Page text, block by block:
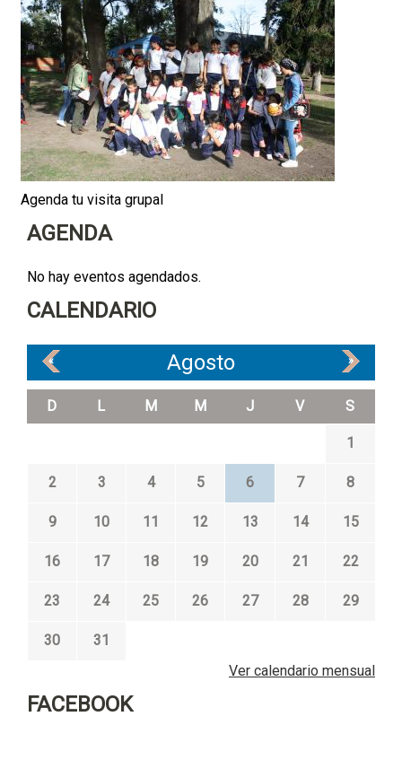
Agenda tu visita grupal
AGENDA
No hay eventos agendados.
CALENDARIO
Agosto
« »
D L M M J V S
1
2 3 4 5 6 7 8
9 10 11 12 13 14 15
16 17 18 19 20 21 22
23 24 25 26 27 28 29
30
31
Ver calendario mensual
FACEBOOK